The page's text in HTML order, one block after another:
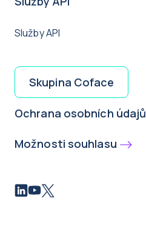
Služby API
Skupina Coface
Ochrana osobních údajů
Možnosti souhlasu